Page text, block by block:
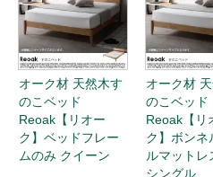
オーク材 天然木す
のこベッド
Reoak【リオー
ク】2層ポケットコ
イルマットレス付
き シングル
オーク材
のこベッド
Reoak【リ
ク】2層ポ
イルマット
き セミダ